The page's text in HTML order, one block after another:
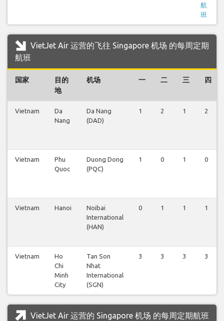
航
班
VietJet Air 运营的飞往 Singapore 机场 的每周定期
航班
国家
目的
地
机场 一 二 三 四
Vietnam
Da
Nang
Da Nang
(DAD)
1 2 1 2
Vietnam
Phu
Quoc
Duong Dong
(PQC)
1 0 1 0
Vietnam Hanoi
Noibai
International
(HAN)
0 1 1 1
Vietnam
Ho
Chi
Minh
City
Tan Son
Nhat
International
(SGN)
3 3 3 3
VietJet Air 运营的 Singapore 机场 的每周定期航班